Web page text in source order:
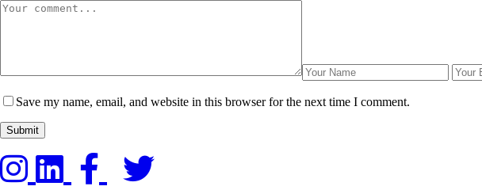
Save my name, email, and website in this browser for the next time I comment.